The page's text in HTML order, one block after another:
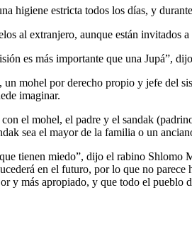
higiene estricta todos los días, y
al extranjero, aunque están invitados
es más importante que una Jupá”,
mohel por derecho propio y jefe del
imaginar.
el mohel, el padre y el sandak
sea el mayor de la familia o un
tienen miedo”, dijo el rabino
en el futuro, por lo que no
y más apropiado, y que todo el pueblo